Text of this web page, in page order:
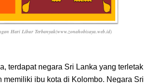
Hari Libur Terbanyak(www.zonahobisaya.web.id)
terdapat negara Sri Lanka yang terletak
memiliki ibu kota di Kolombo. Negara Sri